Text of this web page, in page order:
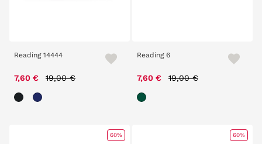
Reading 14444
7,60 € Price reduced from
19,00 €
Reading 6
7,60 € Price reduced from
19,00 €
60% 60%